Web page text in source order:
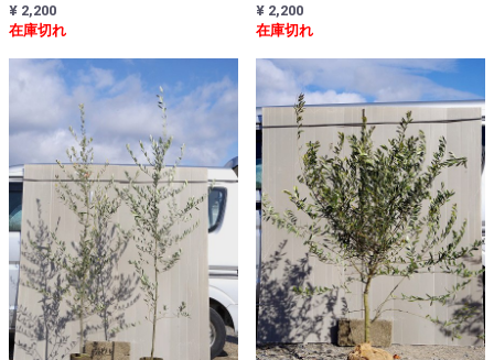
¥ 2,200
在庫切れ
¥ 2,200
在庫切れ